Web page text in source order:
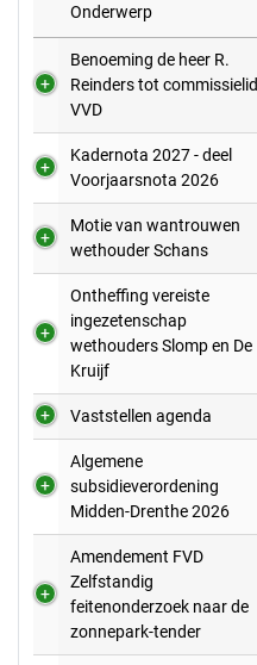
Onderwerp
Benoeming de heer R.
Reinders tot commissielid
VVD
Kadernota 2027 - deel
Voorjaarsnota 2026
Motie van wantrouwen
wethouder Schans
Ontheffing vereiste
ingezetenschap
wethouders Slomp en De
Kruijf
Vaststellen agenda
Algemene
subsidieverordening
Midden-Drenthe 2026
Amendement FVD
Zelfstandig
feitenonderzoek naar de
zonnepark-tender